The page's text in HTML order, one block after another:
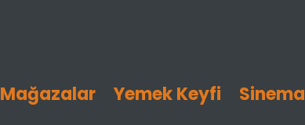
Mağazalar Yemek Keyfi Sinema